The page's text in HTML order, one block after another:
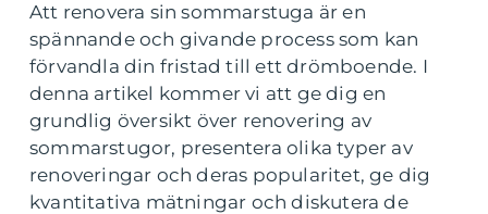
Att renovera sin sommarstuga är en
spännande och givande process som kan
förvandla din fristad till ett drömboende. I
denna artikel kommer vi att ge dig en
grundlig översikt över renovering av
sommarstugor, presentera olika typer av
renoveringar och deras popularitet, ge dig
kvantitativa mätningar och diskutera de